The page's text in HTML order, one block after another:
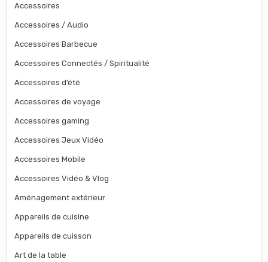
Accessoires
Accessoires / Audio
Accessoires Barbecue
Accessoires Connectés / Spiritualité
Accessoires d’été
Accessoires de voyage
Accessoires gaming
Accessoires Jeux Vidéo
Accessoires Mobile
Accessoires Vidéo & Vlog
Aménagement extérieur
Appareils de cuisine
Appareils de cuisson
Art de la table